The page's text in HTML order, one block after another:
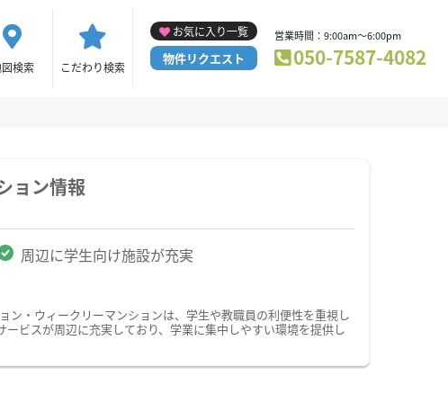
検索 こだわり検索
お気に入り一覧
物件リクエスト
営業時間：9:00am～6:00pm
050-7587-4082
ョン情報
周辺に学生向け施設が充実
・ウィークリーマンションは、学生や教職員の利便性を重視し
ビスが周辺に充実しており、学業に集中しやすい環境を提供し